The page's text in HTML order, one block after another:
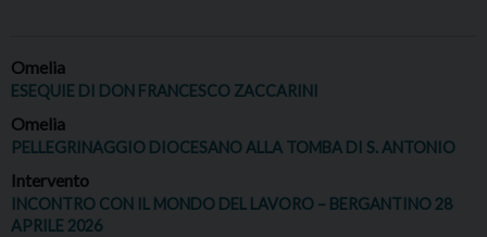
Omelia
ESEQUIE DI DON FRANCESCO ZACCARINI
Omelia
PELLEGRINAGGIO DIOCESANO ALLA TOMBA DI S. ANTONIO
Intervento
INCONTRO CON IL MONDO DEL LAVORO – BERGANTINO 28
APRILE 2026